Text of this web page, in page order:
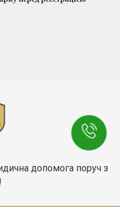
допомога поруч з